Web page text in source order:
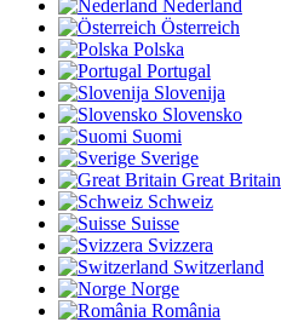
Nederland
Österreich
Polska
Portugal
Slovenija
Slovensko
Suomi
Sverige
Great Britain
Schweiz
Suisse
Svizzera
Switzerland
Norge
România